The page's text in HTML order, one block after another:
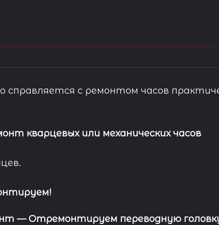
с ремонтом часов
кварцевых или механических часов
— Отремонтируем переводную